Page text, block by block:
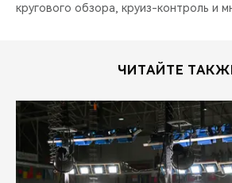
кругового обзора, круиз-контроль и
ЧИТАЙТЕ